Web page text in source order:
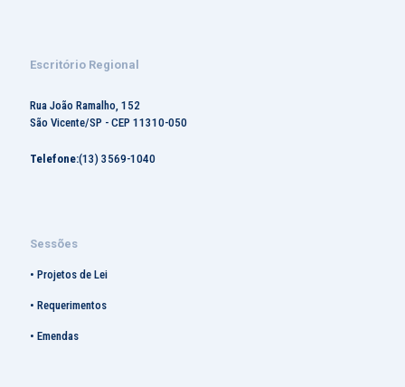
Escritório Regional
Rua João Ramalho, 152
São Vicente/SP - CEP 11310-050
Telefone:(13) 3569-1040
Sessões
• Projetos de Lei
• Requerimentos
• Emendas